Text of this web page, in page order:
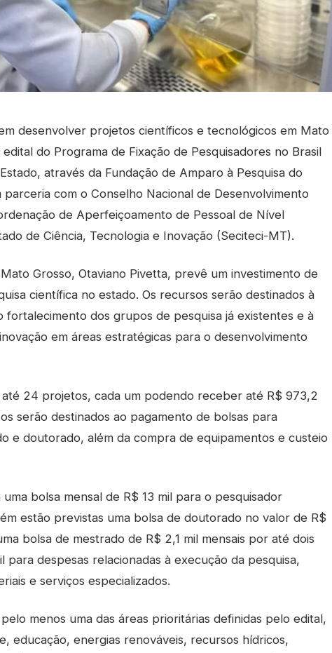
desenvolver projetos científicos e tecnológicos em Mato
do Programa de Fixação de Pesquisadores no Brasil
através da Fundação de Amparo à Pesquisa do
com o Conselho Nacional de Desenvolvimento
de Aperfeiçoamento de Pessoal de Nível
de Ciência, Tecnologia e Inovação (Seciteci-MT).
Grosso, Otaviano Pivetta, prevê um investimento de
científica no estado. Os recursos serão destinados à
fortalecimento dos grupos de pesquisa já existentes e à
em áreas estratégicas para o desenvolvimento
24 projetos, cada um podendo receber até R$ 973,2
serão destinados ao pagamento de bolsas para
e doutorado, além da compra de equipamentos e custeio
bolsa mensal de R$ 13 mil para o pesquisador
estão previstas uma bolsa de doutorado no valor de R$
bolsa de mestrado de R$ 2,1 mil mensais por até dois
para despesas relacionadas à execução da pesquisa,
e serviços especializados.
menos uma das áreas prioritárias definidas pelo edital,
educação, energias renováveis, recursos hídricos,